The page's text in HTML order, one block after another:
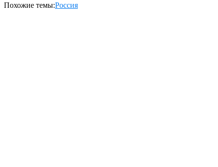
Похожие темы:Россия